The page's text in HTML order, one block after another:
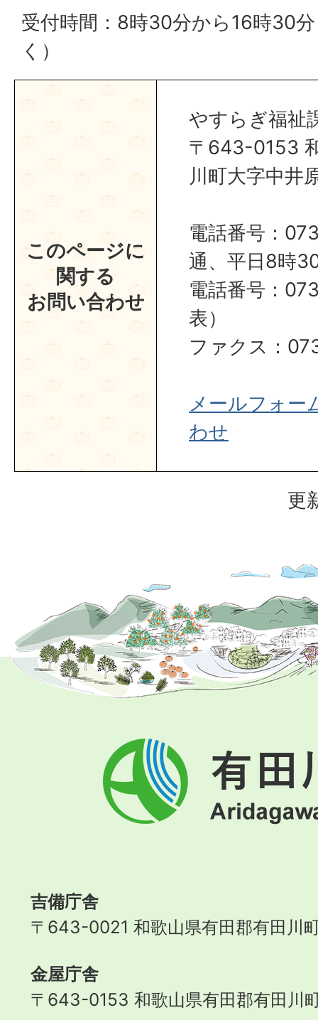
受付時間：8時30分から16時30
く）
このページに
関する
お問い合わせ
やすらぎ福祉
〒643-0153
川町大字中井
電話番号：
通、平日8時
電話番号：
表）
ファクス：
メールフォー
わせ
更
有
田
川
町
吉備庁舎
〒643-0021 和歌山県有田郡有田川
金屋庁舎
〒643-0153 和歌山県有田郡有田川